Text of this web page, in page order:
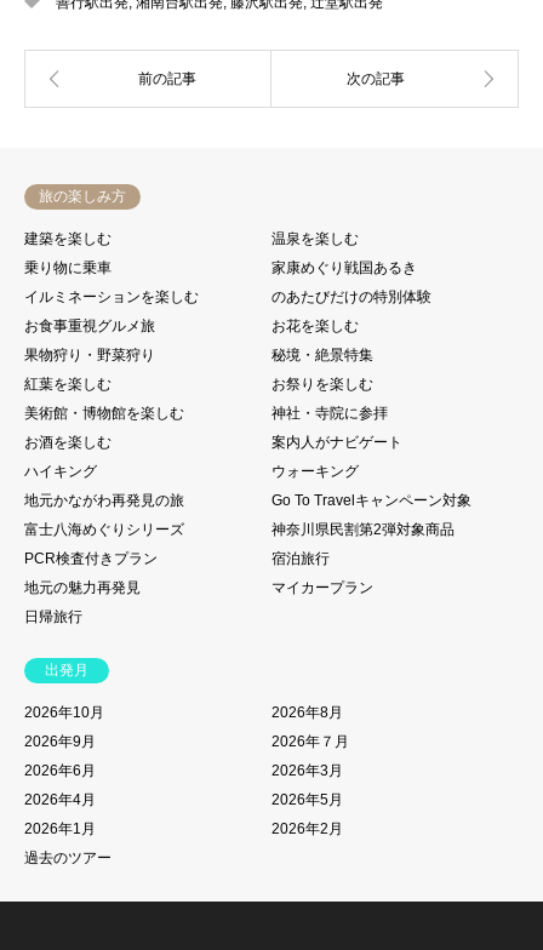
旅の楽しみ方
建築を楽しむ
温泉を楽しむ
乗り物に乗車
家康めぐり戦国あるき
イルミネーションを楽しむ
のあたびだけの特別体験
お食事重視グルメ旅
お花を楽しむ
果物狩り・野菜狩り
秘境・絶景特集
紅葉を楽しむ
お祭りを楽しむ
美術館・博物館を楽しむ
神社・寺院に参拝
お酒を楽しむ
案内人がナビゲート
ハイキング
ウォーキング
地元かながわ再発見の旅
Go To Travelキャンペーン対象
富士八海めぐりシリーズ
神奈川県民割第2弾対象商品
PCR検査付きプラン
宿泊旅行
地元の魅力再発見
マイカープラン
日帰旅行
出発月
2026年10月
2026年8月
2026年9月
2026年７月
2026年6月
2026年3月
2026年4月
2026年5月
2026年1月
2026年2月
過去のツアー